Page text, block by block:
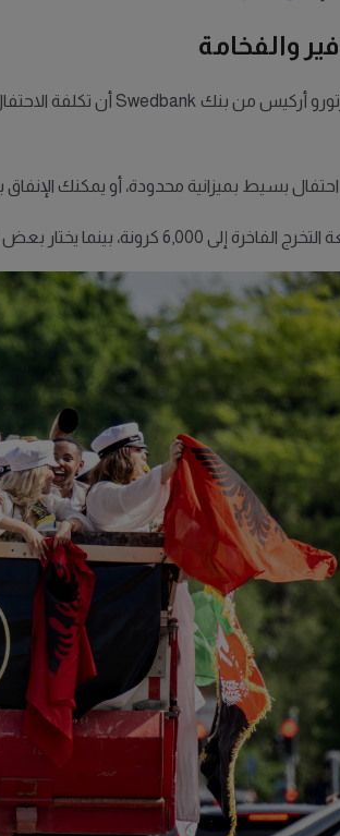
والفخامة
بسيط بميزانية محدودة، أو يمكنك الإنفاق
تفضل الخيارات المتوسطة التي تكلف حوالي 1,500 كرونة.